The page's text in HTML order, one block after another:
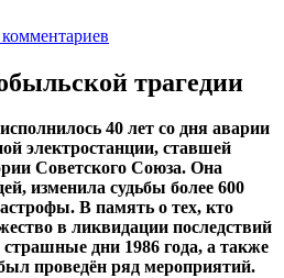
трагедии
40 лет со дня аварии
электростанции, ставшей
Советского Союза. Она
изменила судьбы более 600
В память о тех, кто
в ликвидации последствий
дни 1986 года, а также
проведён ряд мероприятий.